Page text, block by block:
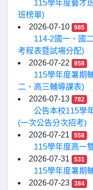
115學年度藝才
班榜單)
2026-07-10
985
114-2國一、國
考程表暨試場分配)
2026-07-22
958
115學年度暑期
二、高三輔導課表)
2026-07-13
782
公告本校115學
(一次公告分次招考)
2026-07-21
558
115學年度高一
2026-07-31
531
115學年度暑期
2026-07-23
384